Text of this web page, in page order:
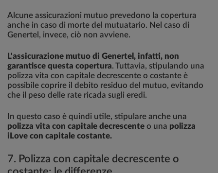
Alcune assicurazioni mutuo prevedono la copertura
anche in caso di morte del mutuatario. Nel caso di
Genertel, invece, ciò non avviene.
L'assicurazione mutuo di Genertel, infatti, non
garantisce questa copertura. Tuttavia, stipulando una
polizza vita con capitale decrescente o costante è
possibile coprire il debito residuo del mutuo, evitando
che il peso delle rate ricada sugli eredi.
In questo caso è quindi utile, stipulare anche una
polizza vita con capitale decrescente o una polizza
iLove con capitale costante.
7. Polizza con capitale decrescente o